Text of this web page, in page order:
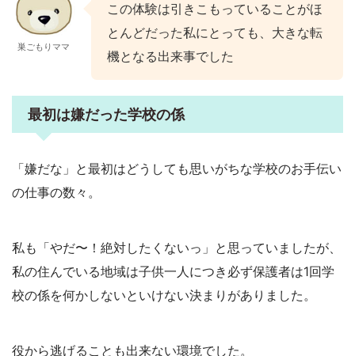
巣ごもりママ
この体験は引きこもっていることがほ
とんどだった私にとっても、大きな転
機となる出来事でした
最初は嫌だった学校の係
「嫌だな」と最初はどうしても思いがちな学校のお手伝い
の仕事の数々。
私も「やだ〜！絶対したくないっ」と思っていましたが、
私の住んでいる地域は子供一人につき必ず保護者は1回学
校の係を何かしないといけない決まりがありました。
役から逃げることも出来ない環境でした。